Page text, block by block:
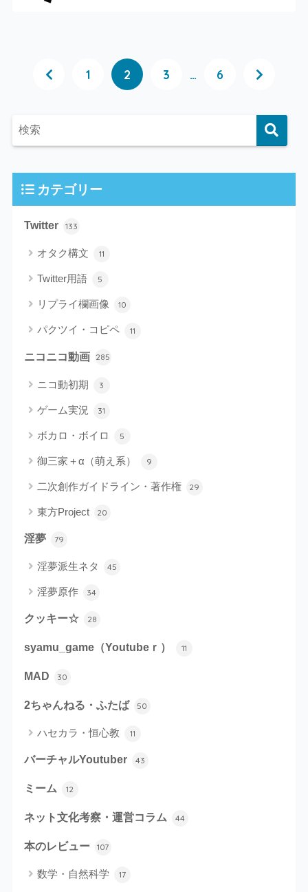
1 2 3 … 6
カテゴリー
Twitter 133
オタク構文 11
Twitter用語 5
リプライ欄画像 10
パクツイ・コピペ 11
ニコニコ動画 285
ニコ動初期 3
ゲーム実況 31
ボカロ・ボイロ 5
御三家＋α（萌え系） 9
二次創作ガイドライン・著作権 29
東方Project 20
淫夢 79
淫夢派生ネタ 45
淫夢原作 34
クッキー☆ 28
syamu_game（Youtubeｒ） 11
MAD 30
2ちゃんねる・ふたば 50
ハセカラ・恒心教 11
バーチャルYoutuber 43
ミーム 12
ネット文化考察・運営コラム 44
本のレビュー 107
数学・自然科学 17